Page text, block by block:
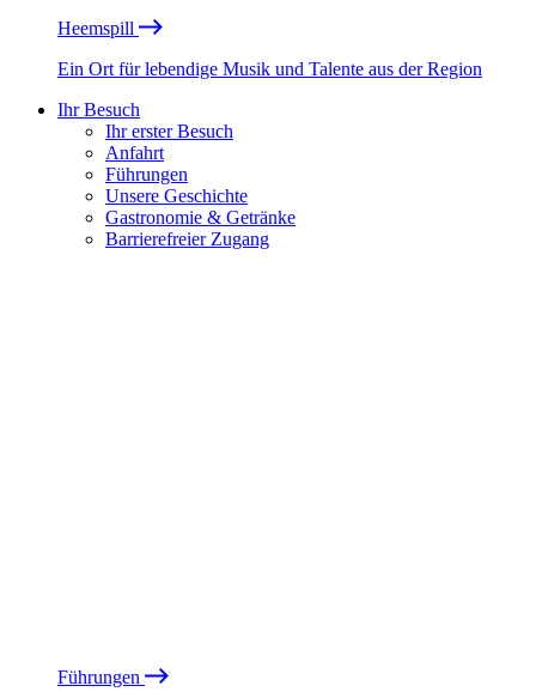
Heemspill
Ein Ort für lebendige Musik und Talente aus der Region
Ihr Besuch
Ihr erster Besuch
Anfahrt
Führungen
Unsere Geschichte
Gastronomie & Getränke
Barrierefreier Zugang
Führungen